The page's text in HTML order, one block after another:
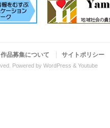
作品募集について サイトポリシー
Powered by WordPress & Youtube